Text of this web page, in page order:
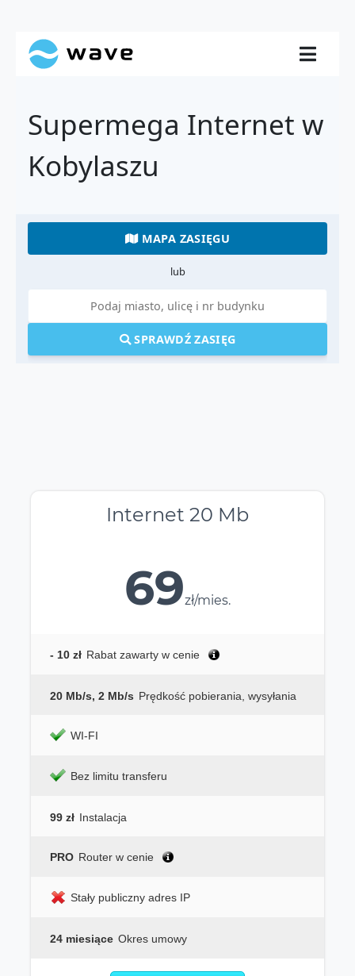
Supermega Internet w
Kobylaszu
MAPA ZASIĘGU
lub
SPRAWDŹ ZASIĘG
Internet 20 Mb
69zł/mies.
- 10 zł Rabat zawarty w cenie
20 Mb/s, 2 Mb/s Prędkość pobierania, wysyłania
WI-FI
Bez limitu transferu
99 zł Instalacja
PRO Router w cenie
Stały publiczny adres IP
24 miesiące Okres umowy